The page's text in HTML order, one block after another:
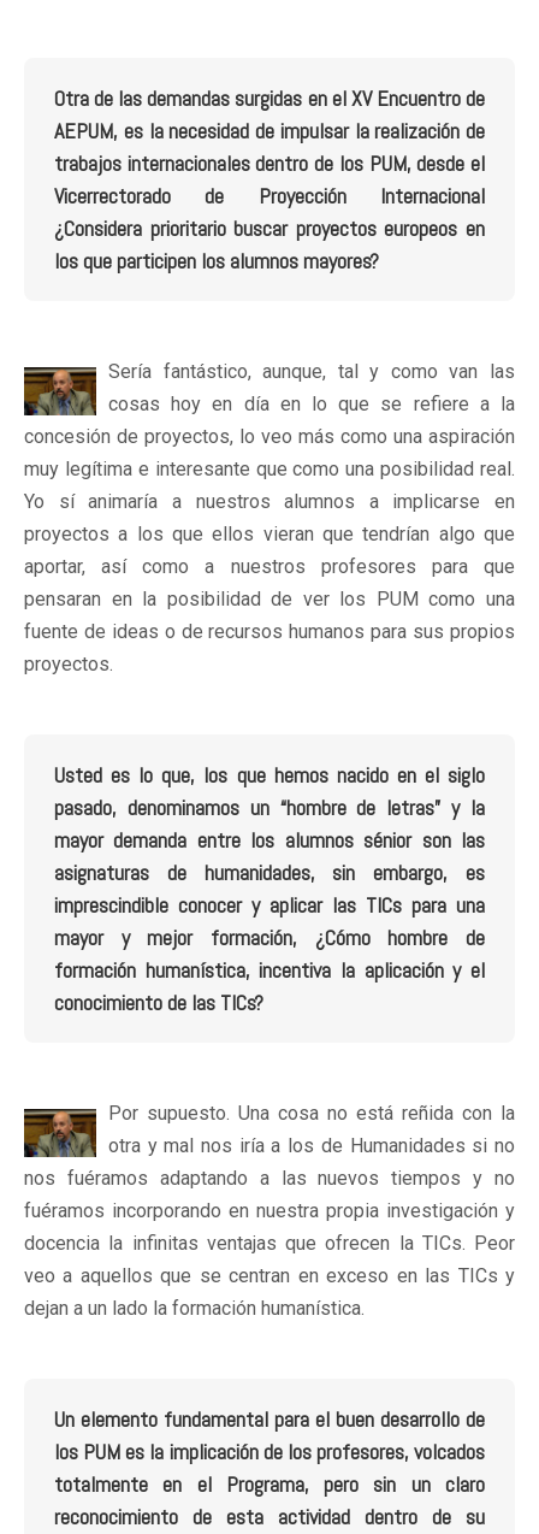
Otra de las demandas surgidas en el XV Encuentro de
AEPUM, es la necesidad de impulsar la realización de
trabajos internacionales dentro de los PUM, desde el
Vicerrectorado de Proyección Internacional
¿Considera prioritario buscar proyectos europeos en
los que participen los alumnos mayores?
Sería fantástico, aunque, tal y como van las
cosas hoy en día en lo que se refiere a la
concesión de proyectos, lo veo más como una aspiración
muy legítima e interesante que como una posibilidad real.
Yo sí animaría a nuestros alumnos a implicarse en
proyectos a los que ellos vieran que tendrían algo que
aportar, así como a nuestros profesores para que
pensaran en la posibilidad de ver los PUM como una
fuente de ideas o de recursos humanos para sus propios
proyectos.
Usted es lo que, los que hemos nacido en el siglo
pasado, denominamos un “hombre de letras” y la
mayor demanda entre los alumnos sénior son las
asignaturas de humanidades, sin embargo, es
imprescindible conocer y aplicar las TICs para una
mayor y mejor formación, ¿Cómo hombre de
formación humanística, incentiva la aplicación y el
conocimiento de las TICs?
Por supuesto. Una cosa no está reñida con la
otra y mal nos iría a los de Humanidades si no
nos fuéramos adaptando a las nuevos tiempos y no
fuéramos incorporando en nuestra propia investigación y
docencia la infinitas ventajas que ofrecen la TICs. Peor
veo a aquellos que se centran en exceso en las TICs y
dejan a un lado la formación humanística.
Un elemento fundamental para el buen desarrollo de
los PUM es la implicación de los profesores, volcados
totalmente en el Programa, pero sin un claro
reconocimiento de esta actividad dentro de su